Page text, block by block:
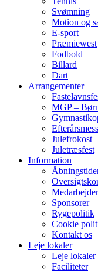
Svømning
Motion og
E-sport
Præmiewest
Fodbold
Billard
Dart
Arrangementer
MGP –
Julefrokost
Juletræsfest
Information
Sponsorer
Rygepolitik
Cookie
Kontakt os
Leje lokaler
Leje lokaler
Faciliteter